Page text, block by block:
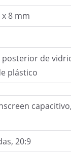
x 8 mm
posterior de
plástico
20:9